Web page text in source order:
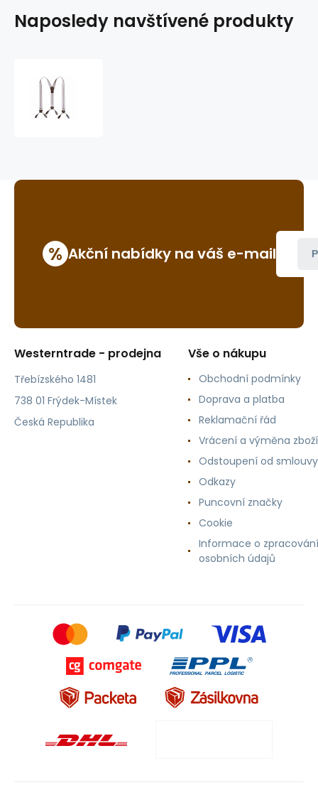
Naposledy navštívené produkty
% Akční nabídky na váš e-mail
Westerntrade - prodejna
Třebízského 1481
738 01 Frýdek-Místek
Česká Republika
Vše o nákupu
Obchodní podmínky
Doprava a platba
Reklamační řád
Vrácení a výměna zboží
Odstoupení od smlouvy
Odkazy
Puncovní značky
Cookie
Informace o zpracování
osobních údajů